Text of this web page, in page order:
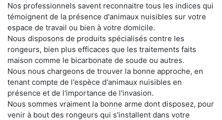
Nos professionnels savent reconnaitre tous les indices qui
témoignent de la présence d'animaux nuisibles sur votre
espace de travail ou bien à votre domicile.
Nous disposons de produits spécialisés contre les
rongeurs, bien plus efficaces que les traitements faits
maison comme le bicarbonate de soude ou autres.
Nous nous chargeons de trouver la bonne approche, en
tenant compte de l'espèce d'animaux nuisibles en
présence et de l'importance de l'invasion.
Nous sommes vraiment la bonne arme dont disposez, pour
venir à bout des rongeurs qui s'installent dans votre